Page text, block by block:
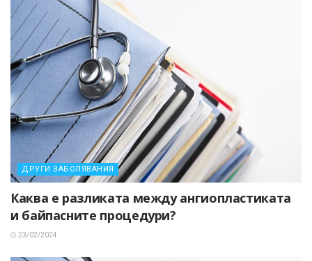
ДРУГИ ЗАБОЛЯВАНИЯ
Каква е разликата между ангиопластиката
и байпасните процедури?
23/02/2024